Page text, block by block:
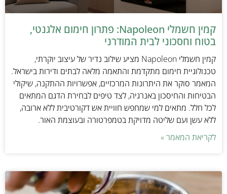
קמין חשמלי Napoleon: פתרון חימום אלגנטי,
בטוח וחסכוני לבית המודרני
קמין חשמלי Napoleon מציע שילוב נדיר של עיצוב יוקרתי,
טכנולוגיית חימום מתקדמת והתאמה מלאה לבתים ודירות בישראל.
המאמר סוקר את היתרונות המרכזיים, אפשרויות ההתקנה, שיקולי
הבטיחות והחיסכון באנרגיה, לצד טיפים לבחירת הדגם המתאים
לכל חלל. מתאים למי שמחפש חוויית אש דקורטיבית ללא ארובה,
ללא עשן ועם שליטה מדויקת בטמפרטורה ובעוצמת האור.
לקריאת המאמר »